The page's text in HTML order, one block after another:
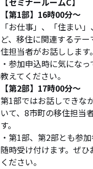
【第1部】16時00分～
「お仕事」、「住まい
ど、移住に関連するテ
住担当者がお話しします。
・参加申込時に気にな
教えてください。
【第2部】17時00分～
第1部ではお話しできな
いて、8市町の移住担当
す。
・第1部、第2部とも参
随時受け付けます。ぜ
ください。